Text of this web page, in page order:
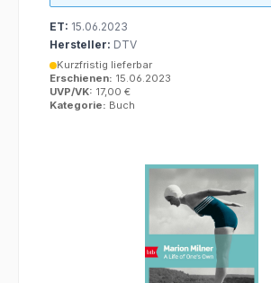
ET: 15.06.2023
Hersteller: DTV
Kurzfristig lieferbar
Erschienen: 15.06.2023
UVP/VK: 17,00 €
Kategorie: Buch